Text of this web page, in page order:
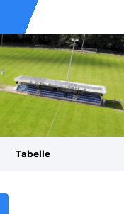
Tabelle